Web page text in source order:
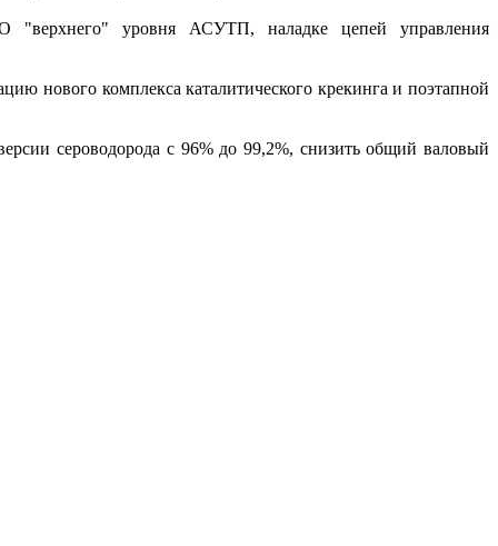
"верхнего" уровня АСУТП, наладке цепей управления
нового комплекса каталитического крекинга и поэтапной
сероводорода с 96% до 99,2%, снизить общий валовый